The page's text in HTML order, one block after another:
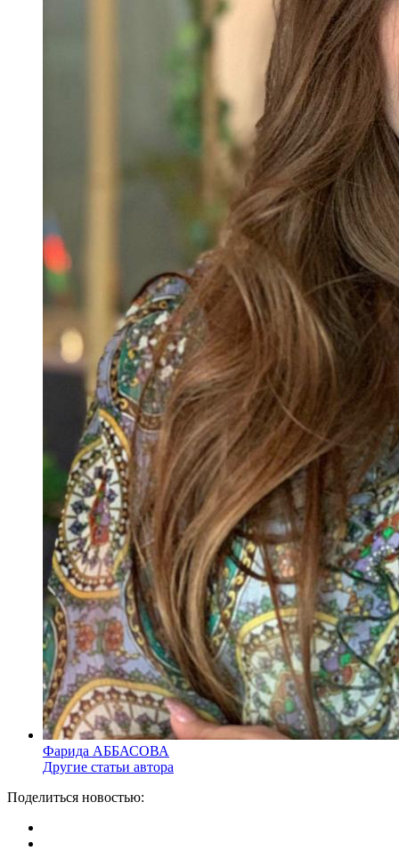
Фарида АББАСОВА
Другие статьи автора
Поделиться новостью: